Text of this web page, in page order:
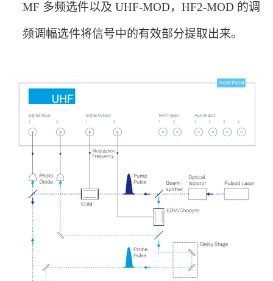
MF 多频选件以及 UHF-MOD， HF2-MOD 的调
频调幅选件将信号中的有效部分提取出来。